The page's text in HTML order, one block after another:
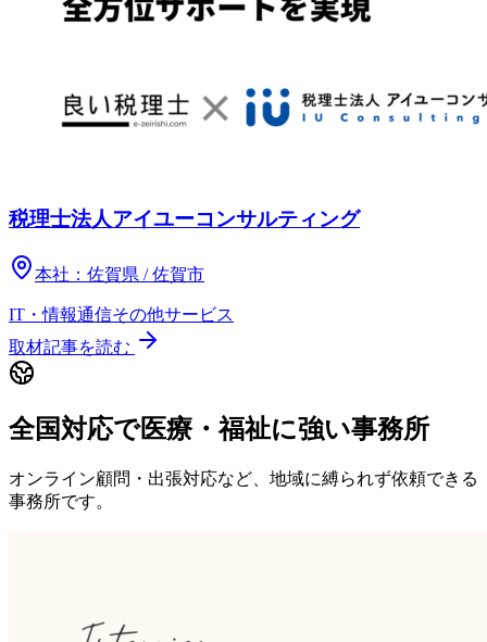
税理士法人アイユーコンサルティング
本社： 佐賀県 / 佐賀市
IT・情報通信その他サービス
取材記事を読む
全国対応で医療・福祉に強い事務所
オンライン顧問・出張対応など、地域に縛られず依頼できる
事務所です。